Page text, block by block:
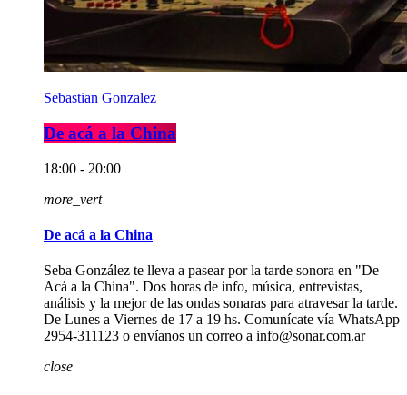
Sebastian Gonzalez
De acá a la China
18:00 - 20:00
more_vert
De acá a la China
Seba González te lleva a pasear por la tarde sonora en "De
Acá a la China". Dos horas de info, música, entrevistas,
análisis y la mejor de las ondas sonaras para atravesar la tarde.
De Lunes a Viernes de 17 a 19 hs. Comunícate vía WhatsApp
2954-311123 o envíanos un correo a info@sonar.com.ar
close